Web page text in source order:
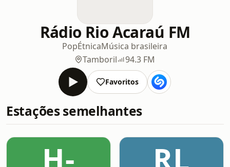
Rádio Rio Acaraú FM
PopÉtnicaMúsica brasileira
Tamboril
94.3 FM
Favoritos
Estações semelhantes
H- RL